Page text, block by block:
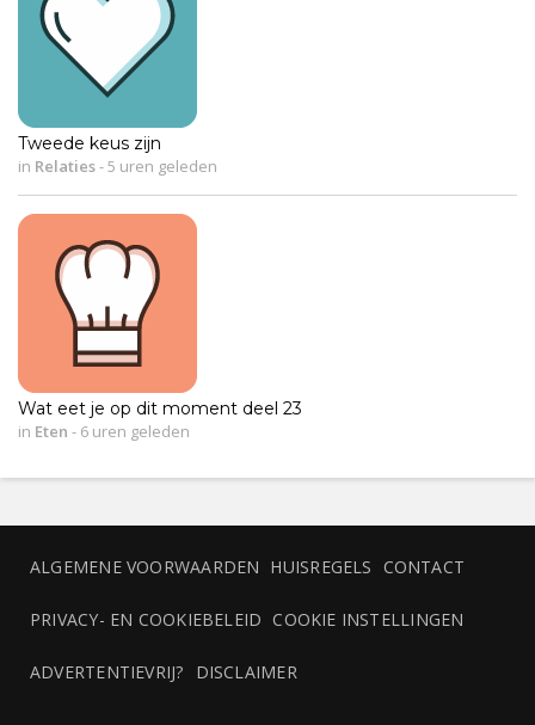
Tweede keus zijn
in Relaties-5 uren geleden
Wat eet je op dit moment deel 23
in Eten - 6 uren geleden
ALGEMENE VOORWAARDEN HUISREGELS CONTACT
PRIVACY- EN COOKIEBELEID COOKIE INSTELLINGEN
ADVERTENTIEVRIJ? DISCLAIMER